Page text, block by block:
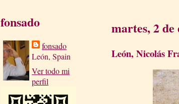
fonsado
fonsado
León, Spain
Ver todo mi
perfil
martes, 2
León, Nicolás